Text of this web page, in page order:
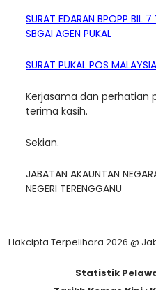
SURAT EDARAN BPOPP BIL
SBGAI AGEN PUKAL
SURAT PUKAL POS MALAYSIA
Kerjasama dan perhatian
terima kasih.
Sekian.
JABATAN AKAUNTAN
NEGERI TERENGGANU
Hakcipta Terpelihara 2026 @
Statistik